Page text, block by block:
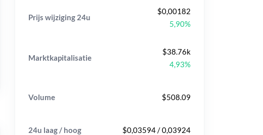
Prijs wijziging 24u
$0,00182
5,90%
Marktkapitalisatie
$38.76k
4,93%
Volume $508.09
24u laag / hoog $0,03594 / 0,03924